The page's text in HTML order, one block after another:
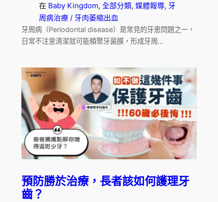
在 Baby Kingdom, 全部分類, 媒體報導, 牙
周病治療 / 牙肉萎縮出血
牙周病（Periodontal disease）是常見的牙患問題之一，
日常不注意清潔就可能積聚牙菌膜，形成牙周…
預防勝於治療，長者該如何護理牙
齒？